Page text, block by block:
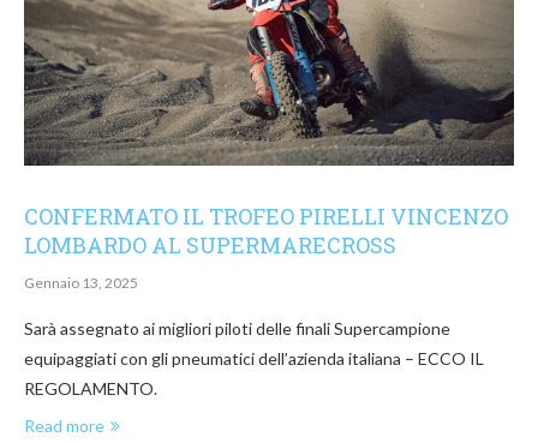
CONFERMATO IL TROFEO PIRELLI VINCENZO
LOMBARDO AL SUPERMARECROSS
Gennaio 13, 2025
Sarà assegnato ai migliori piloti delle finali Supercampione
equipaggiati con gli pneumatici dell’azienda italiana – ECCO IL
REGOLAMENTO.
Read more